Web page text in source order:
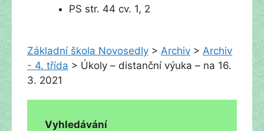
PS str. 44 cv. 1, 2
Základní škola Novosedly > Archiv > Archiv
- 4. třída > Úkoly – distanční výuka – na 16.
3. 2021
Vyhledávání